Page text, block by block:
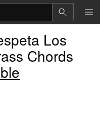
Los
Chords